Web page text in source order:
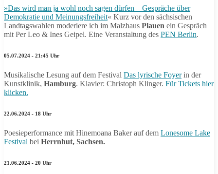
»Das wird man ja wohl noch sagen dürfen – Gespräche über
Demokratie und Meinungsfreiheit« Kurz vor den sächsischen
Landtagswahlen moderiere ich im Malzhaus Plauen ein Gespräch
mit Per Leo & Ines Geipel. Eine Veranstaltung des PEN Berlin.
05.07.2024 - 21:45 Uhr
Musikalische Lesung auf dem Festival Das lyrische Foyerin der
Kunstklinik, Hamburg. Klavier: Christoph Klinger. Für Tickets hier
klicken.
22.06.2024 - 18 Uhr
Poesieperformance mit Hinemoana Baker auf dem Lonesome Lake
Festival bei Herrnhut, Sachsen.
21.06.2024 - 20 Uhr